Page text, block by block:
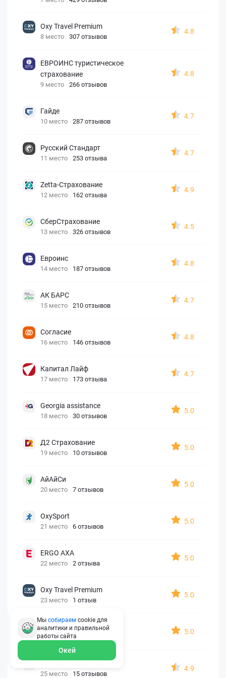
Oxy Travel Premium
8 место 307 отзывов
4.8
ЕВРОИНС туристическое
страхование
9 место 266 отзывов
4.8
Гайде
10 место 287 отзывов
4.7
Русский Стандарт
11 место 253 отзыва
4.7
Zetta-Страхование
12 место 162 отзыва
4.9
СберСтрахование
13 место 326 отзывов
4.5
Евроинс
14 место 187 отзывов
4.8
АК БАРС
15 место 210 отзывов
4.7
Согласие
16 место 146 отзывов
4.8
Капитал Лайф
17 место 173 отзыва
4.7
Georgia assistance
18 место 30 отзывов
5.0
Д2 Страхование
19 место 10 отзывов
5.0
АйАйСи
20 место 7 отзывов
5.0
OxySport
21 место 6 отзывов
5.0
ERGO AXA
22 место 2 отзыва
5.0
Oxy Travel Premium
23 место 1 отзыв
5.0
УралСиб
24 место 1 отзыв
5.0
25 место 15 отзывов
4.9
Мы собираем cookie для
аналитики и правильной
работы сайта
Окей